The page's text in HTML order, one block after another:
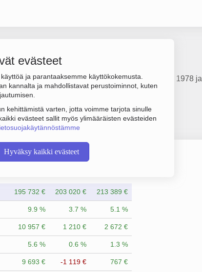
evästeet
ja parantaaksemme käyttökokemusta.
kannalta ja mahdollistavat perustoiminnot, kuten
kehittämistä varten, jotta voimme tarjota sinulle
evästeet sallit myös ylimääräisten evästeiden
Hyväksy kaikki evästeet
päätoimiala on Kiinteistönhoito, perustamisvuosi 1978 ja
195 732 € 203 020 € 213 389 €
9.9 % 3.7 % 5.1 %
10 957 € 1 210 € 2 672 €
5.6 % 0.6 % 1.3 %
9 693 € -1 119 € 767 €